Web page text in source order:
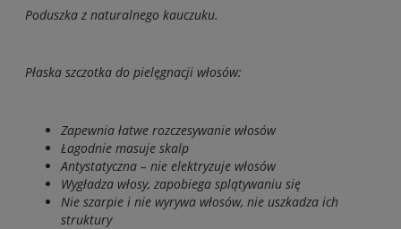
Poduszka z naturalnego kauczuku.
Płaska szczotka do pielęgnacji włosów:
Zapewnia łatwe rozczesywanie włosów
Łagodnie masuje skalp
Antystatyczna – nie elektryzuje włosów
Wygładza włosy, zapobiega splątywaniu się
Nie szarpie i nie wyrywa włosów, nie uszkadza ich
struktury